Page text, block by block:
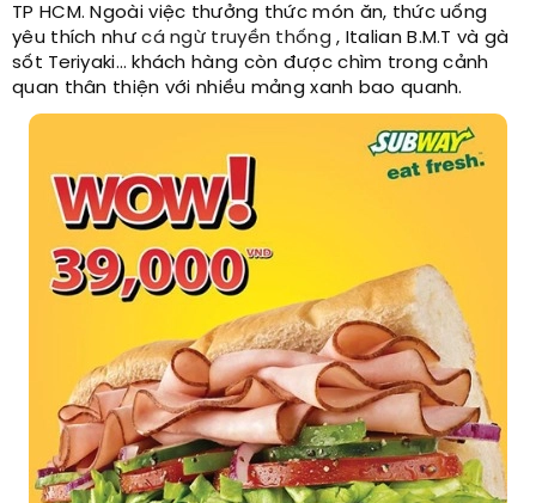
TP HCM. Ngoài việc thưởng thức món ăn, thức uống
yêu thích nhưcá ngừ truyền thống, Italian B.M.T và gà
sốt Teriyaki… khách hàng còn được chìm trong cảnh
quan thân thiện với nhiều mảng xanh bao quanh.